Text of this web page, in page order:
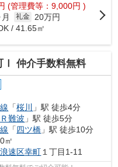
(管理費等：9,000円 )
礼金
20万円
/ 41.65㎡
Ⅰ 仲介手数料無料
「桜川
」駅 徒歩4分
Ｒ難波 」駅 徒歩5分
「四ツ橋 」駅 徒歩10分
㎡
速区幸町 １丁目1-11